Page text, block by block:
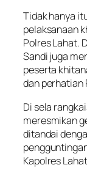
Tidak hanya
pelaksanaan
Polres Lahat.
Sandi juga
peserta
dan perhatian
Di sela
meresmikan
ditandai
Kapolres